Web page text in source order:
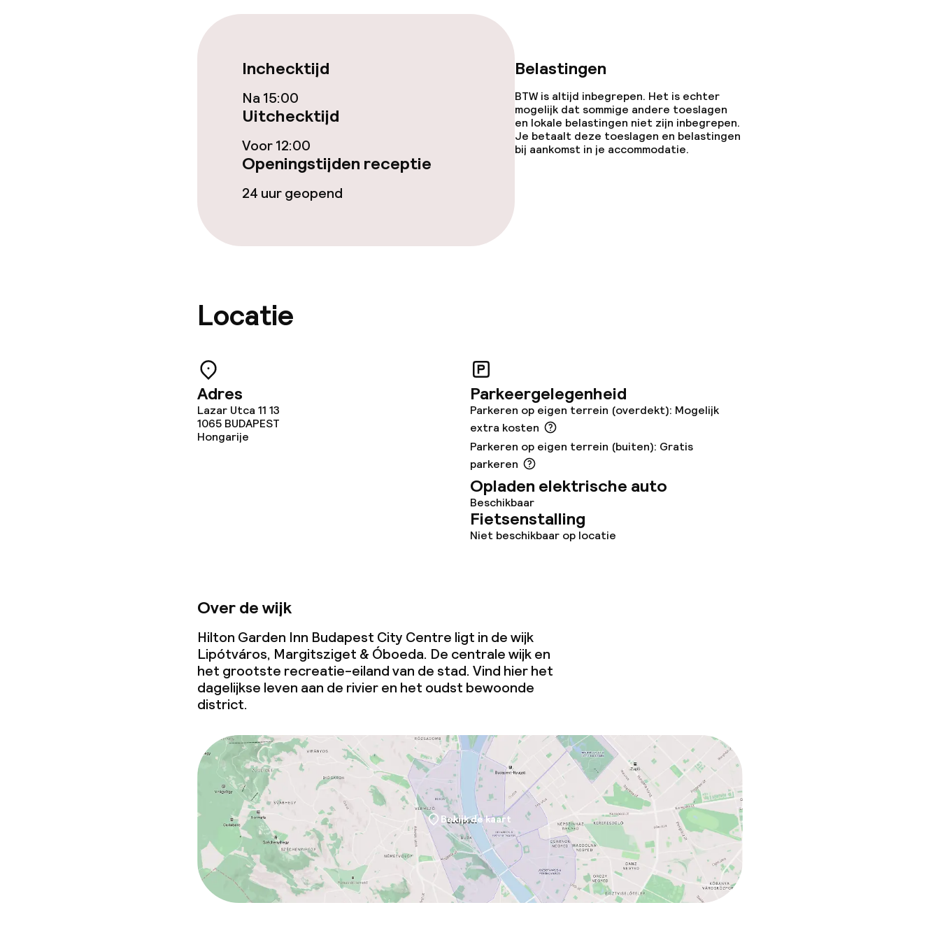
Eet- en drinkgelegenheden
Restaurant
Eet- en drinkdiensten
Roomservice
Babysitservice
Schoonmaakvoorzieningen
Wasfaciliteiten (wasmachine)
Beleid
Overal rookvrij
Kleine huisdieren toegestaan
Inchecktijd
Na 15:00
Uitchecktijd
Voor 12:00
Openingstijden receptie
24 uur geopend
Belastingen
BTW is altijd inbegrepen. Het is echter
mogelijk dat sommige andere toeslagen
en lokale belastingen niet zijn inbegrepen.
Je betaalt deze toeslagen en belastingen
bij aankomst in je accommodatie.
Locatie
Adres
Lazar Utca 11 13
1065 BUDAPEST
Hongarije
Parkeergelegenheid
Parkeren op eigen terrein (overdekt): Mogelijk
extra kosten
Parkeren op eigen terrein (buiten): Gratis
parkeren
Opladen elektrische auto
Beschikbaar
Fietsenstalling
Niet beschikbaar op locatie
Over de wijk
Hilton Garden Inn Budapest City Centre ligt in de wijk
Lipótváros, Margitsziget & Óboeda. De centrale wijk en
het grootste recreatie-eiland van de stad. Vind hier het
dagelijkse leven aan de rivier en het oudst bewoonde
district.
Bekijk de kaart